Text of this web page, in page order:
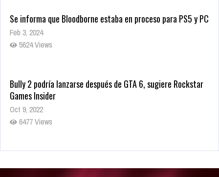
Se informa que Bloodborne estaba en proceso para PS5 y PC
Feb 3, 2024
5624 Views
Bully 2 podría lanzarse después de GTA 6, sugiere Rockstar
Games Insider
Oct 9, 2022
6477 Views
Rumor: Se filtran los primeros detalles de Resident Evil 9